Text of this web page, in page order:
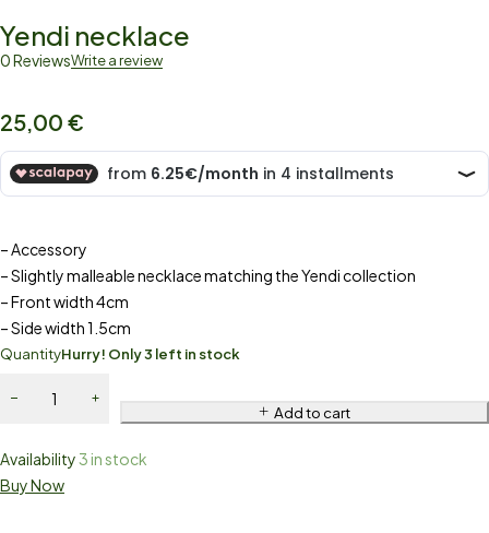
Yendi necklace
0 ReviewsWrite a review
25,00 €
– Accessory
– Slightly malleable necklace matching the Yendi collection
– Front width 4cm
– Side width 1.5cm
QuantityHurry! Only 3 left in stock
Add to cart
Availability3 in stock
Buy Now